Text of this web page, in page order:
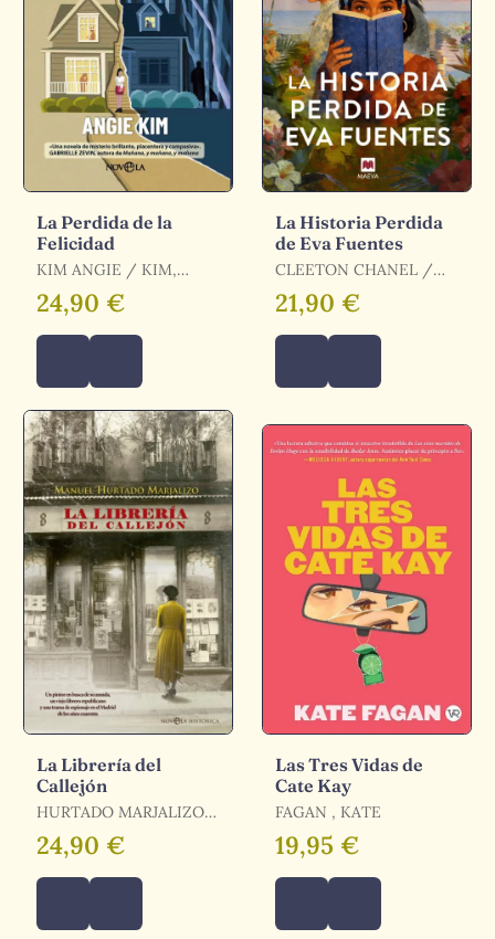
La Perdida de la
Felicidad
KIM ANGIE / KIM,
ANGIE
24,90 €
La Historia Perdida
de Eva Fuentes
CLEETON CHANEL /
CHANEL CLEETON
21,90 €
La Librería del
Callejón
HURTADO MARJALIZO
MANUEL / HURTADO
MARJALIZO, MANUEL
24,90 €
Las Tres Vidas de
Cate Kay
FAGAN , KATE
19,95 €